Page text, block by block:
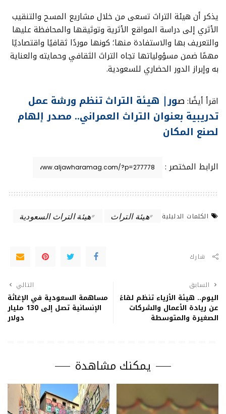
يذكر أن هيئة التراث تسعى من خلال مشاريع المسح والتنقيب
الأثري إلى دراسة المواقع الأثرية وتوثيقها والمحافظة عليها
والتعريف بها والاستفادة منها؛ كونها موردًا ثقافيًا واقتصاديًا
مهمًا ضمن مسؤولياتها تجاه التراث الثقافي وحمايته والعناية
به وإبراز الدور الحضاري للسعودية.
اقرأ أيضًا: صور| هيئة التراث تنظم ورشة عمل
تدريبية بعنوان التراث العمراني.. مصدر إلهام
لصنع المكان
الرابط المختصر :
الكلمات الدليلية هيئة التراث هيئة التراث السعودية
شارك
السابق
اليوم.. هيئة الأزياء تنظم لقاءً
عن ريادة الأعمال والشركات
الصغيرة والمتوسطة
التالي
مساهمة السعودية في الإغاثة
الإنسانية تصل إلى 130 مليار
دولار
يمكنك مشاهدة